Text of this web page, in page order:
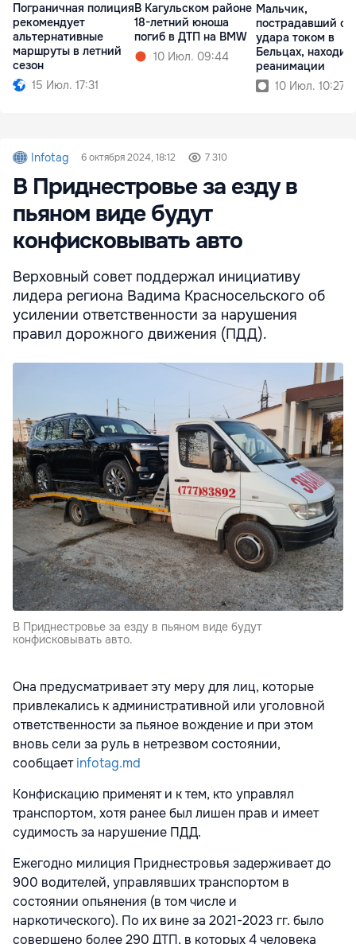
Пограничная полиция
рекомендует
альтернативные
маршруты в летний
сезон
15 Июл. 17:31
В Кагульском районе
18-летний юноша
погиб в ДТП на BMW
10 Июл. 09:44
Мальчик,
пострадавший от
удара током в
Бельцах,
реанимации
10 Июл. 10:27
Infotag 6 октября 2024, 18:12 7 310
В Приднестровье за езду в
пьяном виде будут
конфисковывать авто
Верховный совет поддержал инициативу
лидера региона Вадима Красносельского об
усилении ответственности за нарушения
правил дорожного движения (ПДД).
В Приднестровье за езду в пьяном виде будут
конфисковывать авто.
Она предусматривает эту меру для лиц, которые
привлекались к административной или уголовной
ответственности за пьяное вождение и при этом
вновь сели за руль в нетрезвом состоянии,
сообщаетinfotag.md
Конфискацию применят и к тем, кто управлял
транспортом, хотя ранее был лишен прав и имеет
судимость за нарушение ПДД.
Ежегодно милиция Приднестровья задерживает до
900 водителей, управлявших транспортом в
состоянии опьянения (в том числе и
наркотического). По их вине за 2021-2023 гг. было
совершено более 290 ДТП, в которых 4 человека